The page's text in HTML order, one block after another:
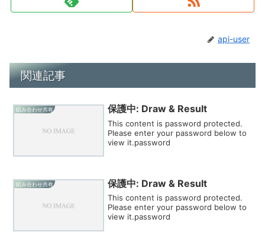
api-user
関連記事
組み合わせ共有 保護中: Draw & Result
This content is password protected.
Please enter your password below to
view it.password
組み合わせ共有 保護中: Draw & Result
This content is password protected.
Please enter your password below to
view it.password